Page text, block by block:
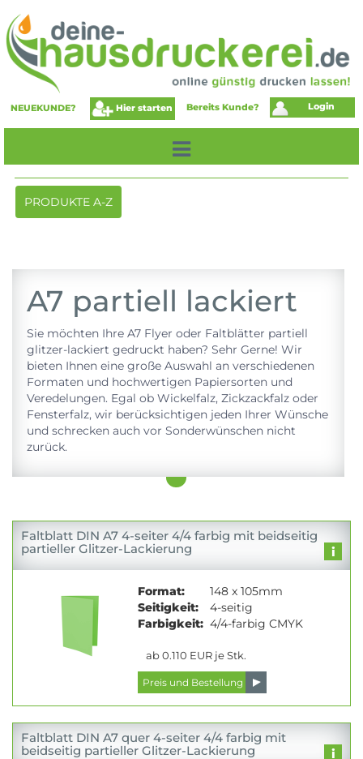
NEUEKUNDE? Hier starten Bereits Kunde? Login
Toggle
navigation
PRODUKTE A-Z
A7 partiell lackiert
Sie möchten Ihre A7 Flyer oder Faltblätter partiell
glitzer-lackiert gedruckt haben? Sehr Gerne! Wir
bieten Ihnen eine große Auswahl an verschiedenen
Formaten und hochwertigen Papiersorten und
Veredelungen. Egal ob Wickelfalz, Zickzackfalz oder
Fensterfalz, wir berücksichtigen jeden Ihrer Wünsche
und schrecken auch vor Sonderwünschen nicht
zurück.
Faltblatt DIN A7 4-seiter 4/4 farbig mit beidseitig
partieller Glitzer-Lackierung
Format:
148 x 105mm
Seitigkeit:
4-seitig
Farbigkeit: 4/4-farbig CMYK
ab 0.110 EUR je Stk.
Faltblatt DIN A7 quer 4-seiter 4/4 farbig mit
beidseitig partieller Glitzer-Lackierung